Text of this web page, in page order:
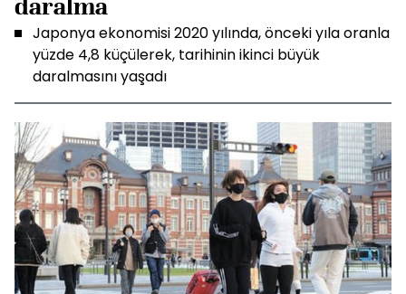
daralma
Japonya ekonomisi 2020 yılında, önceki yıla oranla
yüzde 4,8 küçülerek, tarihinin ikinci büyük
daralmasını yaşadı